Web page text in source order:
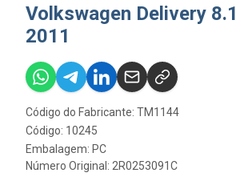
Volkswagen Delivery
2011
Código do Fabricante: TM1144
Código: 10245
Embalagem: PC
Número Original: 2R0253091C